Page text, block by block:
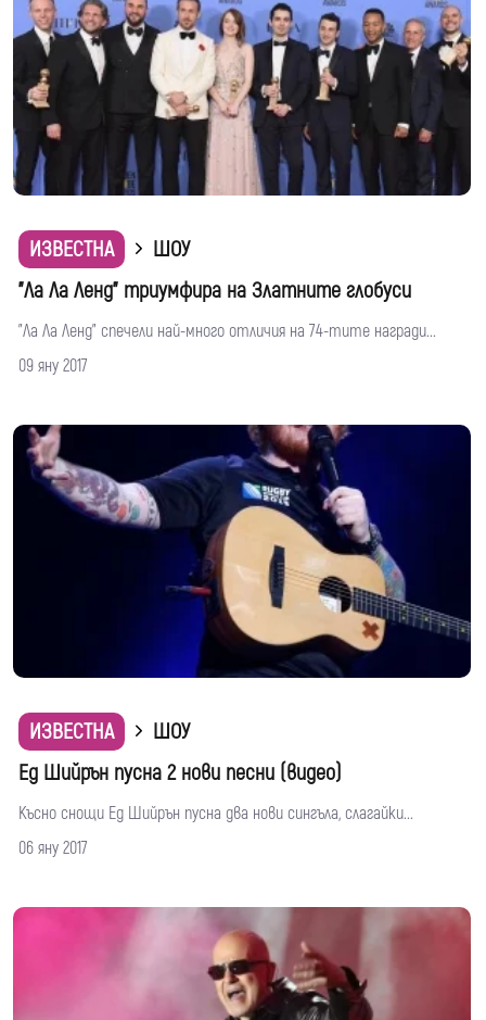
ИЗВЕСТНА
ШОУ
"Ла Ла Ленд" триумфира на Златните глобуси
"Ла Ла Ленд" спечели най-много отличия на 74-тите награди...
09 яну 2017
ИЗВЕСТНА
ШОУ
Ед Шийрън пусна 2 нови песни (видео)
Късно снощи Ед Шийрън пусна два нови сингъла, слагайки...
06 яну 2017